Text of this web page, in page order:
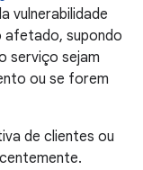
vulnerabilidade
afetado, supondo
serviço sejam
ou se forem
de clientes ou